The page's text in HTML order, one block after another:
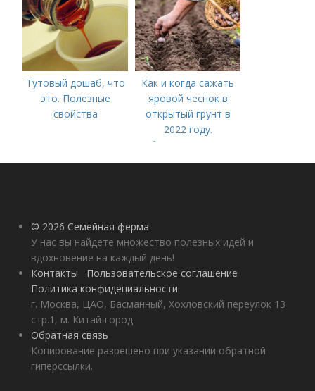
Тутовый дошаб, что
это. Полезные
свойства
Как и когда сажать
яровой чеснок в
открытый грунт в
2022 году.
Добавление статьи в
новую подборку
© 2026 Семейная ферма
У нас вы найдете множество полезных идей и
вдохновение на каждый день!
Контакты
Пользовательское соглашение
Политика конфидециальности
г. Москва, ЦАО, Басманный, Хохловский переулок 13
стр.1, м. Китай-город
Обратная связь
Копирование разрешено при указании обратной
гиперссылки.